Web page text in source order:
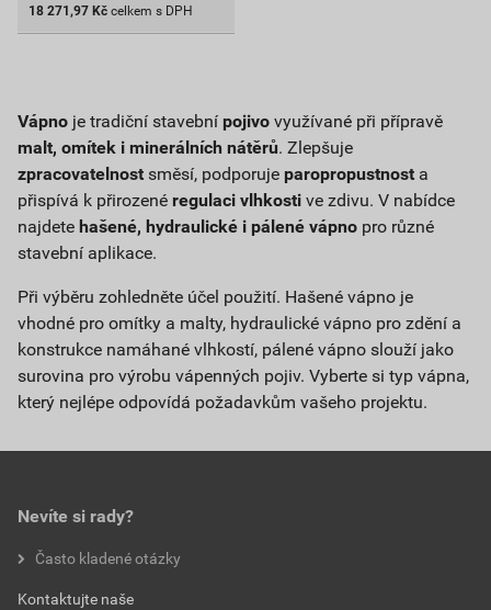
18 271,97 Kč celkem s DPH
Vápno je tradiční stavební pojivo využívané při přípravě
malt, omítek i minerálních nátěrů. Zlepšuje
zpracovatelnost směsí, podporuje paropropustnost a
přispívá k přirozené regulaci vlhkosti ve zdivu. V nabídce
najdete hašené, hydraulické i pálené vápno pro různé
stavební aplikace.
Při výběru zohledněte účel použití. Hašené vápno je
vhodné pro omítky a malty, hydraulické vápno pro zdění a
konstrukce namáhané vlhkostí, pálené vápno slouží jako
surovina pro výrobu vápenných pojiv. Vyberte si typ vápna,
který nejlépe odpovídá požadavkům vašeho projektu.
Nevíte si rady?
Často kladené otázky
Kontaktujte naše